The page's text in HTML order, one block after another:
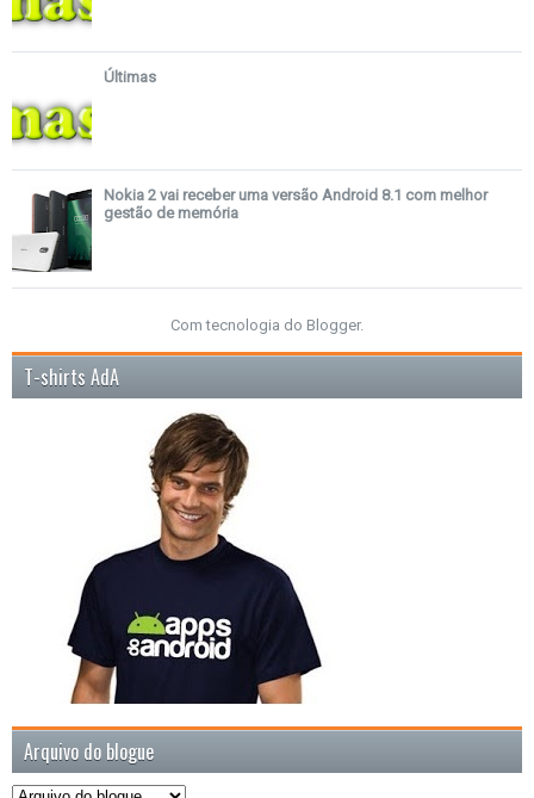
Últimas
Nokia 2 vai receber uma versão Android 8.1 com melhor
gestão de memória
Com tecnologia do Blogger.
T-shirts AdA
Arquivo do blogue